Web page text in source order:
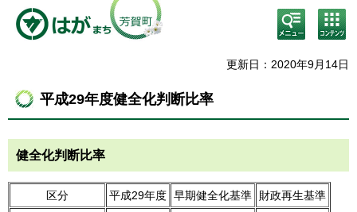
検
索・
メニ
コン
テン
ニュ
更新日：2020年9月14日
平成29年度健全化判断比率
健全化判断比率
区分 平成29年度 早期健全化基準
財政再生基準